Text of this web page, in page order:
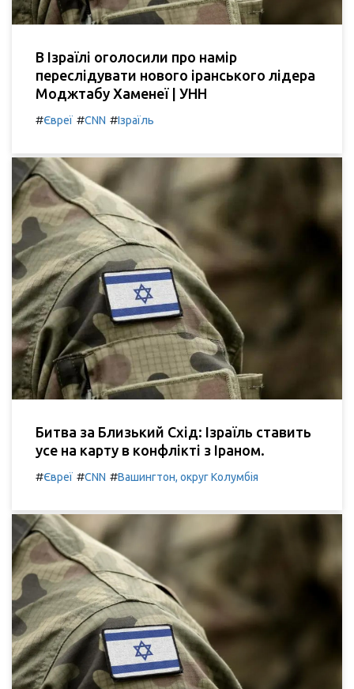
В Ізраїлі оголосили про намір
переслідувати нового іранського лідера
Моджтабу Хаменеї | УНН
#Євреї #CNN #Ізраїль
Битва за Близький Схід: Ізраїль ставить
усе на карту в конфлікті з Іраном.
#Євреї #CNN #Вашингтон, округ Колумбія